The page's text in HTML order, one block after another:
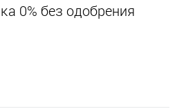
0% без одобрения